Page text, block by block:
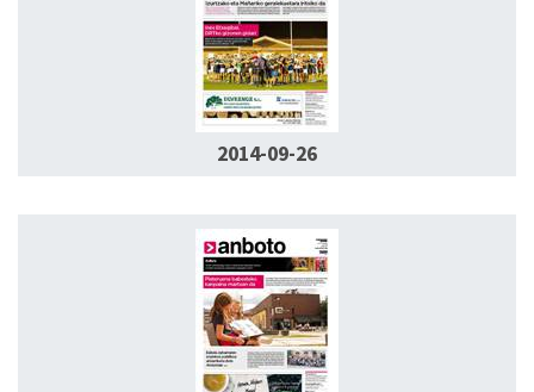
2014-09-26